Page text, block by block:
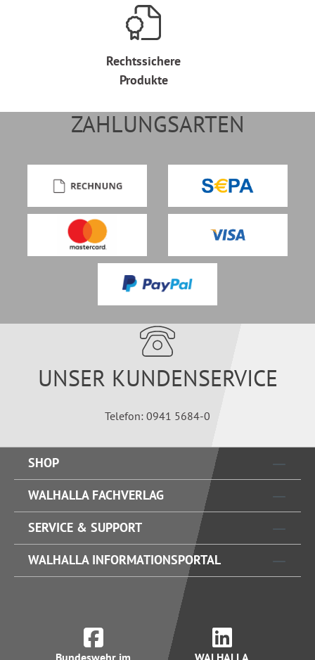
Rechtssichere
Produkte
ZAHLUNGSARTEN
UNSER KUNDENSERVICE
Telefon: 0941 5684-0
SHOP
WALHALLA FACHVERLAG
SERVICE & SUPPORT
WALHALLA INFORMATIONSPORTAL
Bundeswehr im WALHALLA